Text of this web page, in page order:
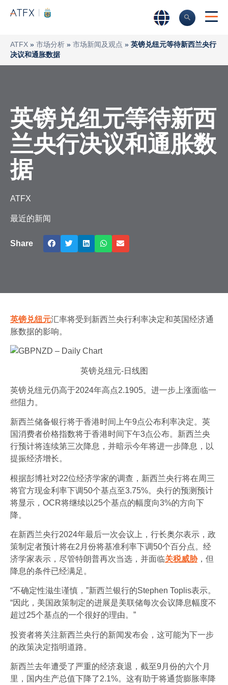
ATFX » 市场分析 » 市场新闻及观点 » 英镑兑纽元等待新西兰央行
决议和通胀数据
英镑兑纽元等待新西
兰央行决议和通胀数
据
ATFX
最近的新闻
Share
英镑兑纽元汇率将受到新西兰央行利率决定和英国经济通
胀数据的影响。
英镑兑纽元-日线图
英镑兑纽元仍高于2024年高点2.1905。进一步上涨面临一
些阻力。
新西兰储备银行将于香港时间上午9点公布利率决定。英
国消费者价格指数将于香港时间下午3点公布。新西兰央
行预计将连续第三次降息，并暗示今年将进一步降息，以
提振经济增长。
根据彭博社对22位经济学家的调查，新西兰央行将在周三
将官方现金利率下调50个基点至3.75%。央行的预测预计
将显示，OCR将继续以25个基点的幅度向3%的方向下
降。
在新西兰央行2024年最后一次会议上，行长奥尔表示，政
策制定者预计将在2月份将基准利率下调50个百分点。经
济学家表示，尽管特朗普再次当选，并面临关税威胁，但
降息的条件已经满足。
“不确定性滋生谨慎，”新西兰银行的Stephen Toplis表示。
“因此，美国政策制定的进展是美联储每次会议降息幅度不
超过25个基点的一个很好的理由。”
投资者将关注新西兰央行的新闻发布会，这可能为下一步
的政策决定指明道路。
新西兰去年遭受了严重的经济衰退，截至9月份的六个月
里，国内生产总值下降了2.1%。这有助于将通货膨胀率降